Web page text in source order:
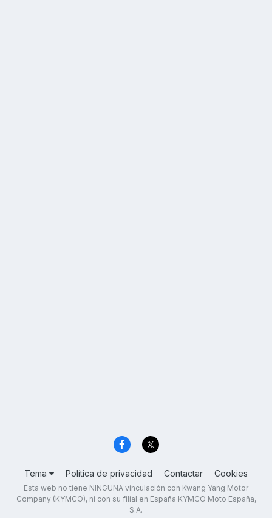
Tema Política de privacidad Contactar Cookies
Esta web no tiene NINGUNA vinculación con Kwang Yang Motor
Company (KYMCO), ni con su filial en España KYMCO Moto España,
S.A.